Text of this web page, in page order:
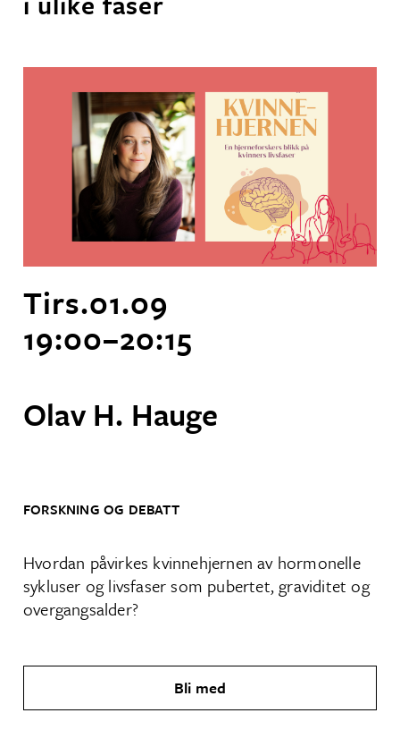
Tirs.01.09
19:00–20:15
Olav H. Hauge
Hvordan påvirkes kvinnehjernen av hormonelle
sykluser og livsfaser som pubertet, graviditet og
overgangsalder?
Bli med
FORSKNING OG DEBATT